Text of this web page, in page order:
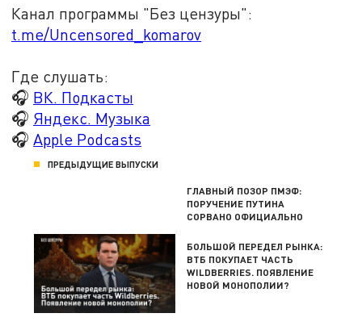
Канал программы "Без цензуры":
t.me/Uncensored_komarov
Где слушать:
🎧 ВК. Подкасты
🎧 Яндекс. Музыка
🎧Apple Podcasts
ПРЕДЫДУЩИЕ ВЫПУСКИ
ГЛАВНЫЙ ПОЗОР ПМЭФ:
ПОРУЧЕНИЕ ПУТИНА
СОРВАНО ОФИЦИАЛЬНО
БОЛЬШОЙ ПЕРЕДЕЛ РЫНКА:
ВТБ ПОКУПАЕТ ЧАСТЬ
WILDBERRIES. ПОЯВЛЕНИЕ
НОВОЙ МОНОПОЛИИ?